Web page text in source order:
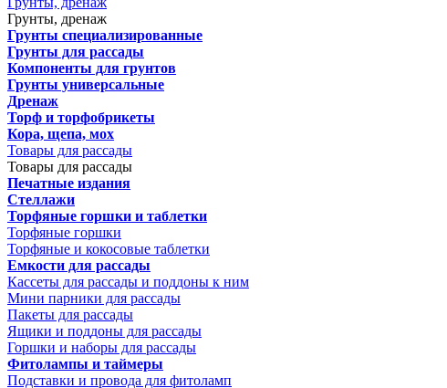
Грунты, дренаж
Грунты специализированные
Грунты для рассады
Компоненты для грунтов
Грунты универсальные
Дренаж
Торф и торфобрикеты
Кора, щепа, мох
Товары для рассады
Товары для рассады
Печатные издания
Стеллажи
Торфяные горшки и таблетки
Торфяные горшки
Торфяные и кокосовые таблетки
Емкости для рассады
Кассеты для рассады и поддоны к ним
Мини парники для рассады
Пакеты для рассады
Ящики и поддоны для рассады
Горшки и наборы для рассады
Фитолампы и таймеры
Подставки и провода для фитоламп